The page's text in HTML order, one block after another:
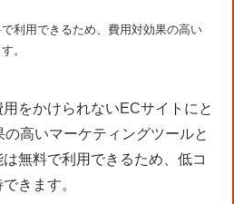
利用できるため、費用対効果の高い
。
をかけられないECサイトにと
高いマーケティングツールと
無料で利用できるため、低コ
きます。